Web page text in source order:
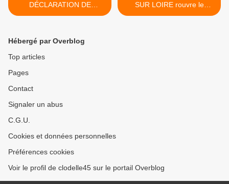
DÉCLARATION DE
DÉPLACEMENT en dehors
domicile
SUR LOIRE rouvre le
samedi 16 mai 2020 de 13h
Hébergé par Overblog
Top articles
Pages
Contact
Signaler un abus
C.G.U.
Cookies et données personnelles
Préférences cookies
Voir le profil de clodelle45 sur le portail Overblog